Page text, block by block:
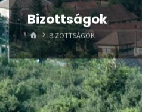
Bizottságok
HOMEBIZOTTSÁGOK